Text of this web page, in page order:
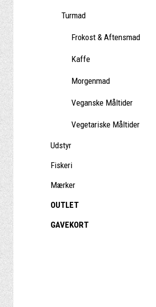
Turmad
Frokost & Aftensmad
Kaffe
Morgenmad
Veganske Måltider
Vegetariske Måltider
Udstyr
Fiskeri
Mærker
OUTLET
GAVEKORT